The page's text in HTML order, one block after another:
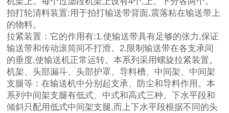
拍打轮清料装置:用于拍打输送带背面,震落粘在输送带上
的物料。
拉紧装置：它的作用有:1.使输送带具有足够的张力,保证
输送带和传动滚筒间不打滑。2.限制输送带在各支承间
的垂度,使输送机正常运转。本系列采用螺旋拉紧装置。
机架、头部漏斗、头部护罩、导料槽、中间架、中间架
支腿等：在输送机中分别起支承、防尘和导料作用。本
系列中间架支腿有低式、中式和高式三种。下水平段和
倾斜只配用低式中间架支腿,而上下水平段根据不同的头